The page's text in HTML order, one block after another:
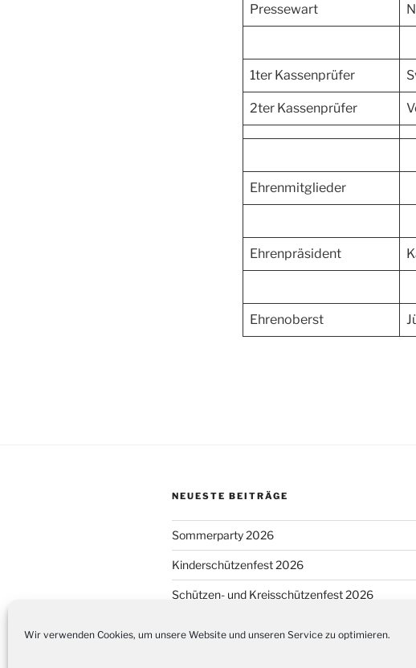
Wir verwenden Cookies, um unsere Website und unseren Service zu optimieren.
Pressewart
1ter Kassenprüfer
2ter Kassenprüfer
Ehrenmitglieder
Ehrenpräsident
Ehrenoberst
NEUESTE BEITRÄGE
Sommerparty 2026
Kinderschützenfest 2026
Schützen- und Kreisschützenfest 2026